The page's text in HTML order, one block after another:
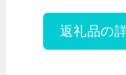
返礼品の